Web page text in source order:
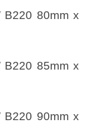
80mm x
85mm x
90mm x